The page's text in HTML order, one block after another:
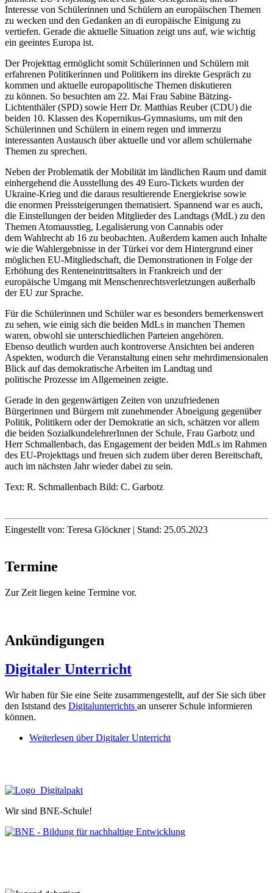
Interesse von Schülerinnen und Schülern an europäischen Themen
zu wecken und den Gedanken an di europäische Einigung zu
vertiefen. Gerade die aktuelle Situation zeigt uns auf, wie wichtig
ein geeintes Europa ist.
Der Projekttag ermöglicht somit Schülerinnen und Schülern mit
erfahrenen Politikerinnen und Politikern ins direkte Gespräch zu
kommen und aktuelle europapolitische Themen diskutieren
zu können. So besuchten am 22. Mai Frau Sabine Bätzing-
Lichtenthäler (SPD) sowie Herr Dr. Matthias Reuber (CDU) die
beiden 10. Klassen des Kopernikus-Gymnasiums, um mit den
Schülerinnen und Schülern in einem regen und immerzu
interessanten Austausch über aktuelle und vor allem schülernahe
Themen zu sprechen.
Neben der Problematik der Mobilität im ländlichen Raum und damit
einhergehend die Ausstellung des 49 Euro-Tickets wurden der
Ukraine-Krieg und die daraus resultierende Energiekrise sowie
die enormen Preissteigerungen thematisiert. Spannend war es auch,
die Einstellungen der beiden Mitglieder des Landtags (MdL) zu den
Themen Atomausstieg, Legalisierung von Cannabis oder
dem Wahlrecht ab 16 zu beobachten. Außerdem kamen auch Inhalte
wie die Wahlergebnisse in der Türkei vor dem Hintergrund einer
möglichen EU-Mitgliedschaft, die Demonstrationen in Folge der
Erhöhung des Renteneintrittsalters in Frankreich und der
europäische Umgang mit Menschenrechtsverletzungen außerhalb
der EU zur Sprache.
Für die Schülerinnen und Schüler war es besonders bemerkenswert
zu sehen, wie einig sich die beiden MdLs in manchen Themen
waren, obwohl sie unterschiedlichen Parteien angehören.
Ebenso deutlich wurden auch kontroverse Ansichten bei anderen
Aspekten, wodurch die Veranstaltung einen sehr mehrdimensionalen
Blick auf das demokratische Arbeiten im Landtag und
politische Prozesse im Allgemeinen zeigte.
Gerade in den gegenwärtigen Zeiten von unzufriedenen
Bürgerinnen und Bürgern mit zunehmender Abneigung gegenüber
Politik, Politikern oder der Demokratie an sich, schätzen vor allem
die beiden SozialkundelehrerInnen der Schule, Frau Garbotz und
Herr Schmallenbach, das Engagement der beiden MdLs im Rahmen
des EU-Projekttags und freuen sich zudem über deren Bereitschaft,
auch im nächsten Jahr wieder dabei zu sein.
Text: R. Schmallenbach Bild: C. Garbotz
Eingestellt von: Teresa Glöckner| Stand: 25.05.2023
Termine
Zur Zeit liegen keine Termine vor.
Ankündigungen
Digitaler Unterricht
Wir haben für Sie eine Seite zusammengestellt, auf der Sie sich über
den Iststand des Digitalunterrichts an unserer Schule informieren
können.
Weiterlesen über Digitaler Unterricht
Wir sind BNE-Schule!